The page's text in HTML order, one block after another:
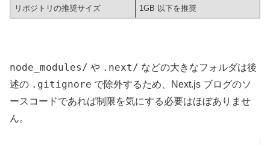
リポジトリの推奨サイズ 1GB 以下を推奨
node_modules/ や .next/ などの大きなフォルダは後
述の .gitignore で除外するため、Next.js ブログのソ
ースコードであれば制限を気にする必要はほぼありませ
ん。